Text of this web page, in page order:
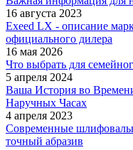
16 августа 2023
Exeed LX - описание
официального дилера
16 мая 2026
Что выбрать для
5 апреля 2024
Ваша История во
Наручных Часах
4 апреля 2023
Современные
точный абразив